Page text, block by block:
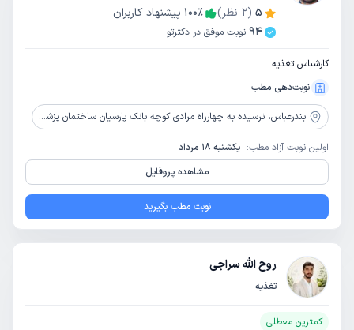
5
(
2 نظر) 100٪
پیشنهاد کاربران
94 نوبت موفق در دکترتو
کارشناس تغذیه
نوبت‌دهی مطب
بندرعباس، نرسیده به چهارراه مرادی کوچه بانک پارسیان ساختمان پزشکان نگین طبقه 4
اولین نوبت آزاد مطب: یکشنبه 18 مرداد
مشاهده پروفایل
نوبت مطب بگیرید
روح الله سراجی
تغذیه
کمترین معطلی